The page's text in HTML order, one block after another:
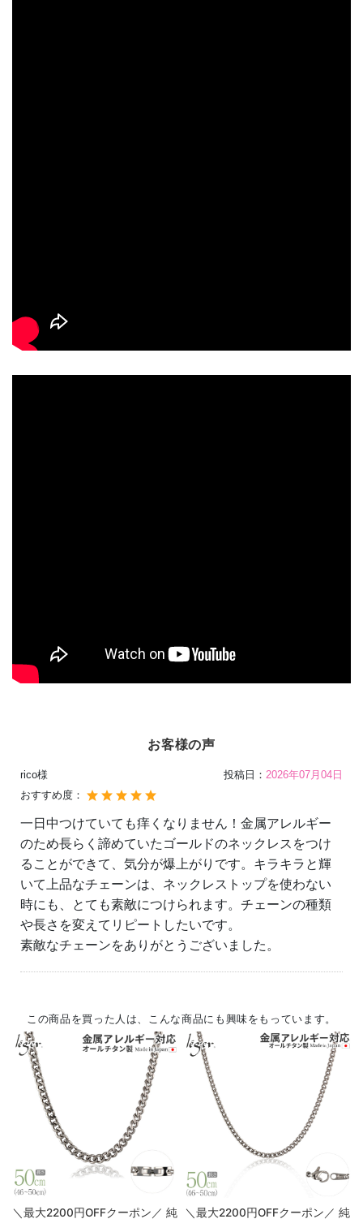
お客様の声
rico様 投稿日： 2026年07月04日
おすすめ度：
一日中つけていても痒くなりません！金属アレルギー
のため長らく諦めていたゴールドのネックレスをつけ
ることができて、気分が爆上がりです。キラキラと輝
いて上品なチェーンは、ネックレストップを使わない
時にも、とても素敵につけられます。チェーンの種類
や長さを変えてリピートしたいです。
素敵なチェーンをありがとうございました。
この商品を買った人は、こんな商品にも興味をもっています。
＼最大2200円OFFクーポン／ 純 ＼最大2200円OFFクーポン／ 純